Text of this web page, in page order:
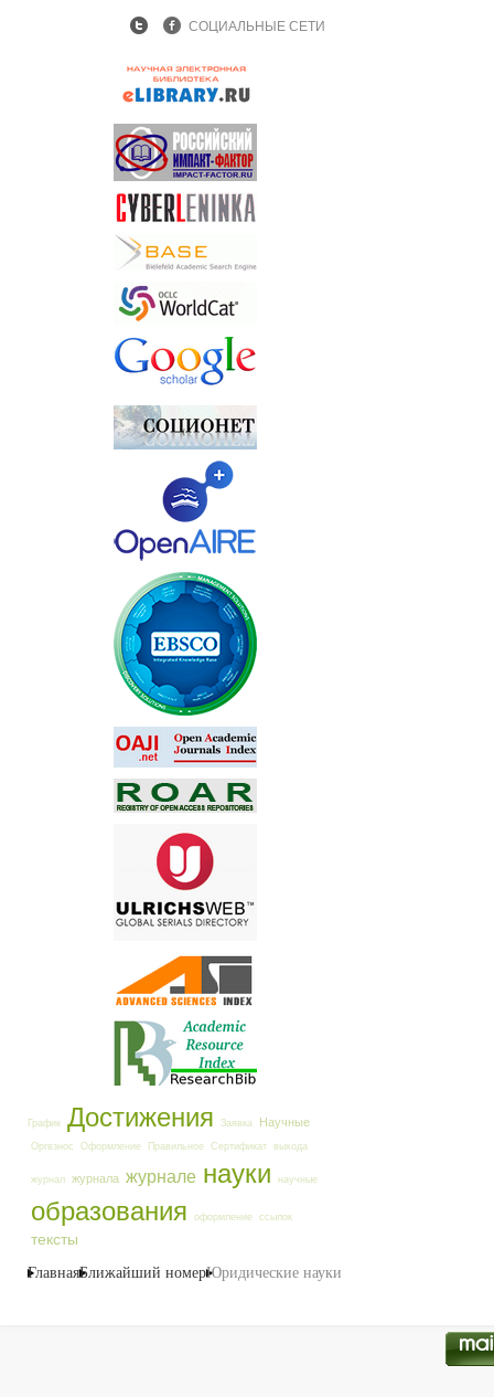
СОЦИАЛЬНЫЕ СЕТИ
График Достижения Заявка Научные
Оргвзнос Оформление Правильное Сертификат выхода
журнал журнала журнале науки научные
образования оформление ссылок
тексты
ГлавнаяБлижайший номерЮридические науки